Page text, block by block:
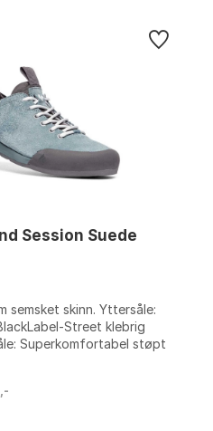
Session Suede
semsket skinn. Yttersåle:
Street klebrig
Superkomfortabel støpt
,-